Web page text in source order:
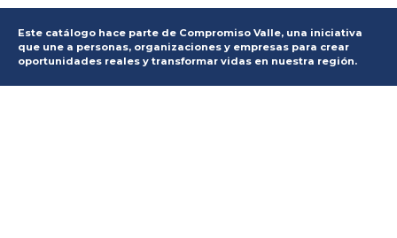
Este catálogo hace parte de Compromiso Valle, una iniciativa
que une a personas, organizaciones y empresas para crear
oportunidades reales y transformar vidas en nuestra región.